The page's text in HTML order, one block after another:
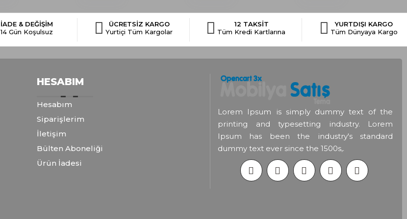
İADE & DEĞİŞİM
14 Gün Koşulsuz
ÜCRETSİZ KARGO
Yurtiçi Tüm Kargolar
12 TAKSİT
Tüm Kredi Kartlarına
YURTDIŞI KARGO
Tüm Dünyaya Kargo
HESABIM
Hesabım
Siparişlerim
İletişim
Bülten Aboneliği
Ürün İadesi
Lorem Ipsum is simply dummy text of the
printing and typesetting industry. Lorem
Ipsum has been the industry's standard
dummy text ever since the 1500s,.